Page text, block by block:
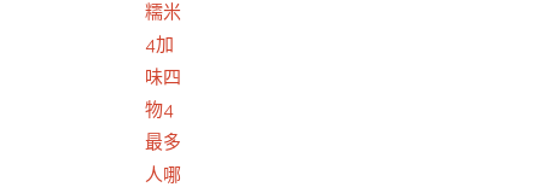
糯米
4加
味四
物4
最多
人哪